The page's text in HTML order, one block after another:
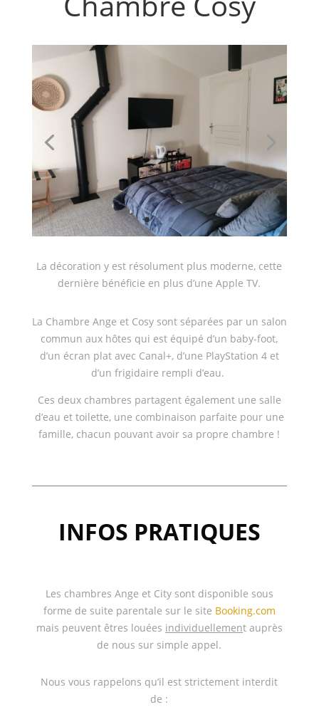
La décoration y est résolument plus moderne, cette
dernière bénéficie en plus d’une Apple TV.
La Chambre Ange et Cosy sont séparées par un salon
commun aux hôtes qui est équipé d’un baby-foot,
d’un écran plat avec Canal+, d’une PlayStation 4 et
d’un frigidaire rempli d’eau.
Ces deux chambres partagent également une salle
d’eau et toilette, une combinaison parfaite pour une
famille, chacun pouvant avoir sa propre chambre !
INFOS PRATIQUES
Les chambres Ange et City sont disponible sous
forme de suite parentale sur le site Booking.com
mais peuvent êtres louées individuellement auprès
de nous sur simple appel.
Nous vous rappelons qu’il est strictement interdit
de :